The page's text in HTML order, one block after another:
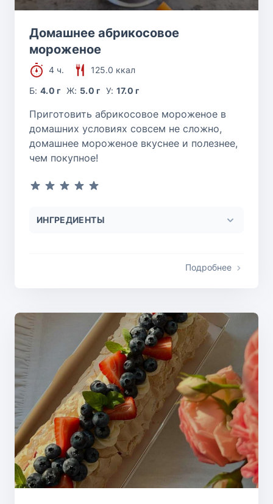
Домашнее абрикосовое
мороженое
4 ч.
125.0 ккал
Б:4.0 г Ж: 5.0 г У: 17.0 г
Приготовить абрикосовое мороженое в
домашних условиях совсем не сложно,
домашнее мороженое вкуснее и полезнее,
чем покупное!
ИНГРЕДИЕНТЫ
Подробнее